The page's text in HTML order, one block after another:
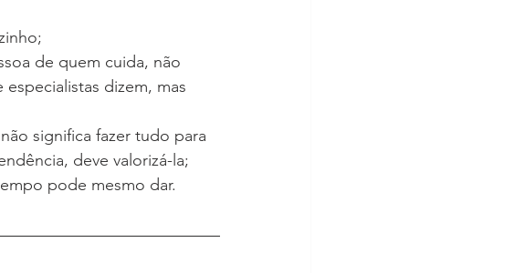
de quem cuida, não
dizem, mas
significa fazer tudo para
deve valorizá-la;
pode mesmo dar.